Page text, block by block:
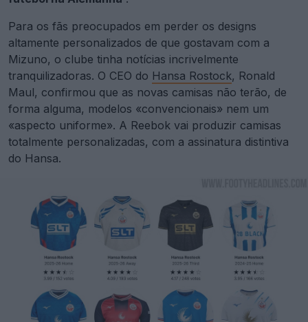
Para os fãs preocupados em perder os designs
altamente personalizados de que gostavam com a
Mizuno, o clube tinha notícias incrivelmente
tranquilizadoras. O CEO do Hansa Rostock, Ronald
Maul, confirmou que as novas camisas não terão, de
forma alguma, modelos «convencionais» nem um
«aspecto uniforme». A Reebok vai produzir camisas
totalmente personalizadas, com a assinatura distintiva
do Hansa.